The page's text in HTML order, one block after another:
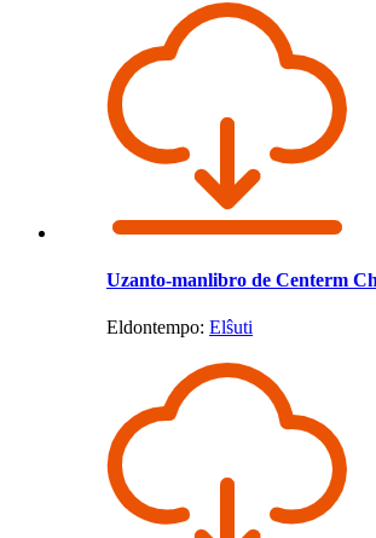
Uzanto-manlibro de Centerm
Eldontempo: Elŝuti